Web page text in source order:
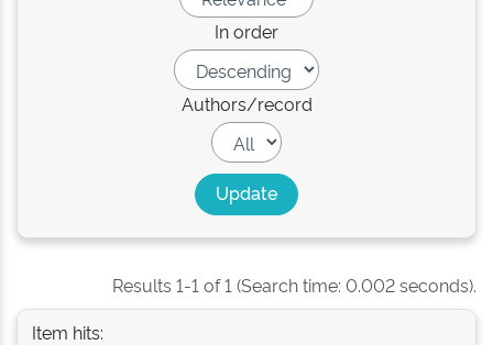
In order
Authors/record
Results 1-1 of 1 (Search time: 0.002 seconds).
Item hits: